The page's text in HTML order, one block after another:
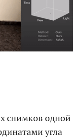
снимков одной
угла